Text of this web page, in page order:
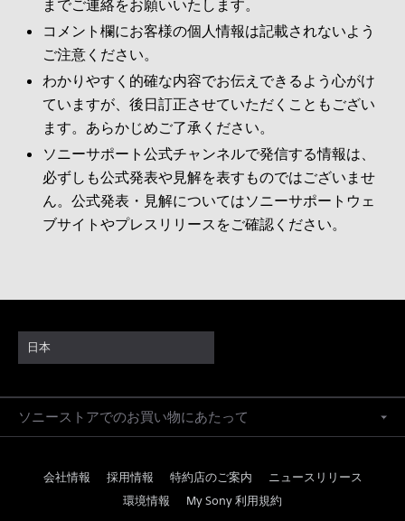
までご連絡をお願いいたします。
コメント欄にお客様の個人情報は記載されないよう
ご注意ください。
わかりやすく的確な内容でお伝えできるよう心がけ
ていますが、後日訂正させていただくこともござい
ます。あらかじめご了承ください。
ソニーサポート公式チャンネルで発信する情報は、
必ずしも公式発表や見解を表すものではございませ
ん。公式発表・見解についてはソニーサポートウェ
ブサイトやプレスリリースをご確認ください。
日本
ソニーストアでのお買い物にあたって
会社情報 採用情報 特約店のご案内
ニュースリリース
環境情報
My Sony 利用規約